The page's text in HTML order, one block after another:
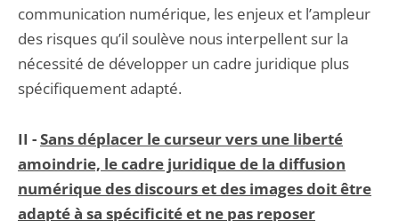
communication numérique, les enjeux et l’ampleur
des risques qu’il soulève nous interpellent sur la
nécessité de développer un cadre juridique plus
spécifiquement adapté.
II -Sans déplacer le curseur vers une liberté
amoindrie, le cadre juridique de la diffusion
numérique des discours et des images doit être
adapté à sa spécificité et ne pas reposer